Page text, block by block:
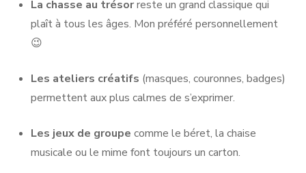
La chasse au trésorreste un grand classique qui
plaît à tous les âges. Mon préféré personnellement
😉
Les ateliers créatifs (masques, couronnes, badges)
permettent aux plus calmes de s’exprimer.
Les jeux de groupe comme le béret, la chaise
musicale ou le mime font toujours un carton.